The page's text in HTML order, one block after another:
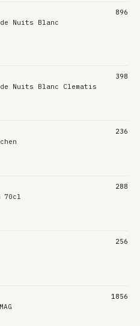
de Nuits Blanc
896
de Nuits Blanc Clematis
398
236
70cl
288
256
MAG
1856